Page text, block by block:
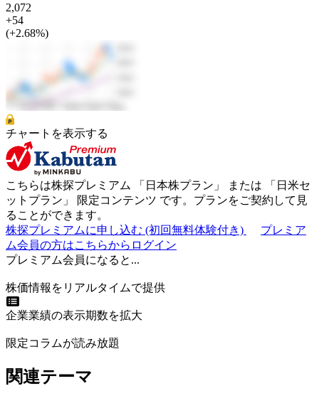
2,072
+54
(+2.68%)
チャートを表示する
こちらは株探プレミアム 「 日本株プラン 」 または 「 日米セ
ットプラン 」 限定コンテンツ です。プランをご契約して見
ることができます。
株探プレミアムに申し込む (初回無料体験付き)
プレミア
ム会員の方はこちらからログイン
プレミアム会員になると...
株価情報をリアルタイムで提供
企業業績の表示期数を拡大
限定コラムが読み放題
関連テーマ